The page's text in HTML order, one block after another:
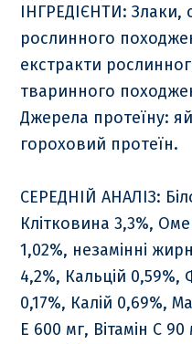
ІНГРЕДІЄНТИ: Злаки,
рослинного
екстракти
тваринного
Джерела протеїну:
гороховий протеїн.
СЕРЕДНІЙ АНАЛІЗ:
Клітковина 3,3%,
1,02%, незамінні
4,2%, Кальцій
0,17%, Калій 0,69%,
E 600 мг, Вітамін С